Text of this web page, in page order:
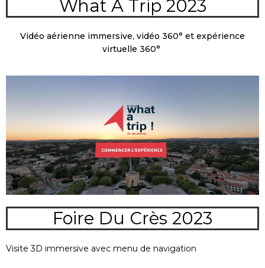
What A Trip 2023
Vidéo aérienne immersive, vidéo 360° et expérience
virtuelle 360°
Foire Du Crès 2023
Visite 3D immersive avec menu de navigation